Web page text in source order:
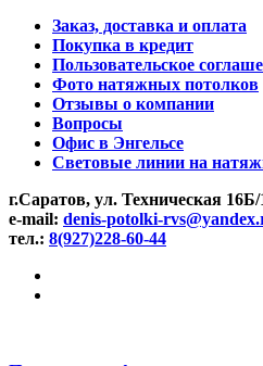
Заказ, доставка и оплата
Покупка в кредит
Пользовательское
Фото натяжных потолков
Отзывы о компании
Вопросы
Офис в Энгельсе
Световые линии на
г.Саратов, ул. Техническая 16Б/
e-mail: denis-potolki-
тел.: 8(927)228-60-44